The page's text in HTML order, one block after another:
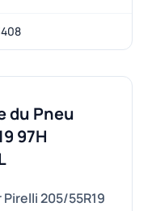
du Pneu
97H
205/55R19